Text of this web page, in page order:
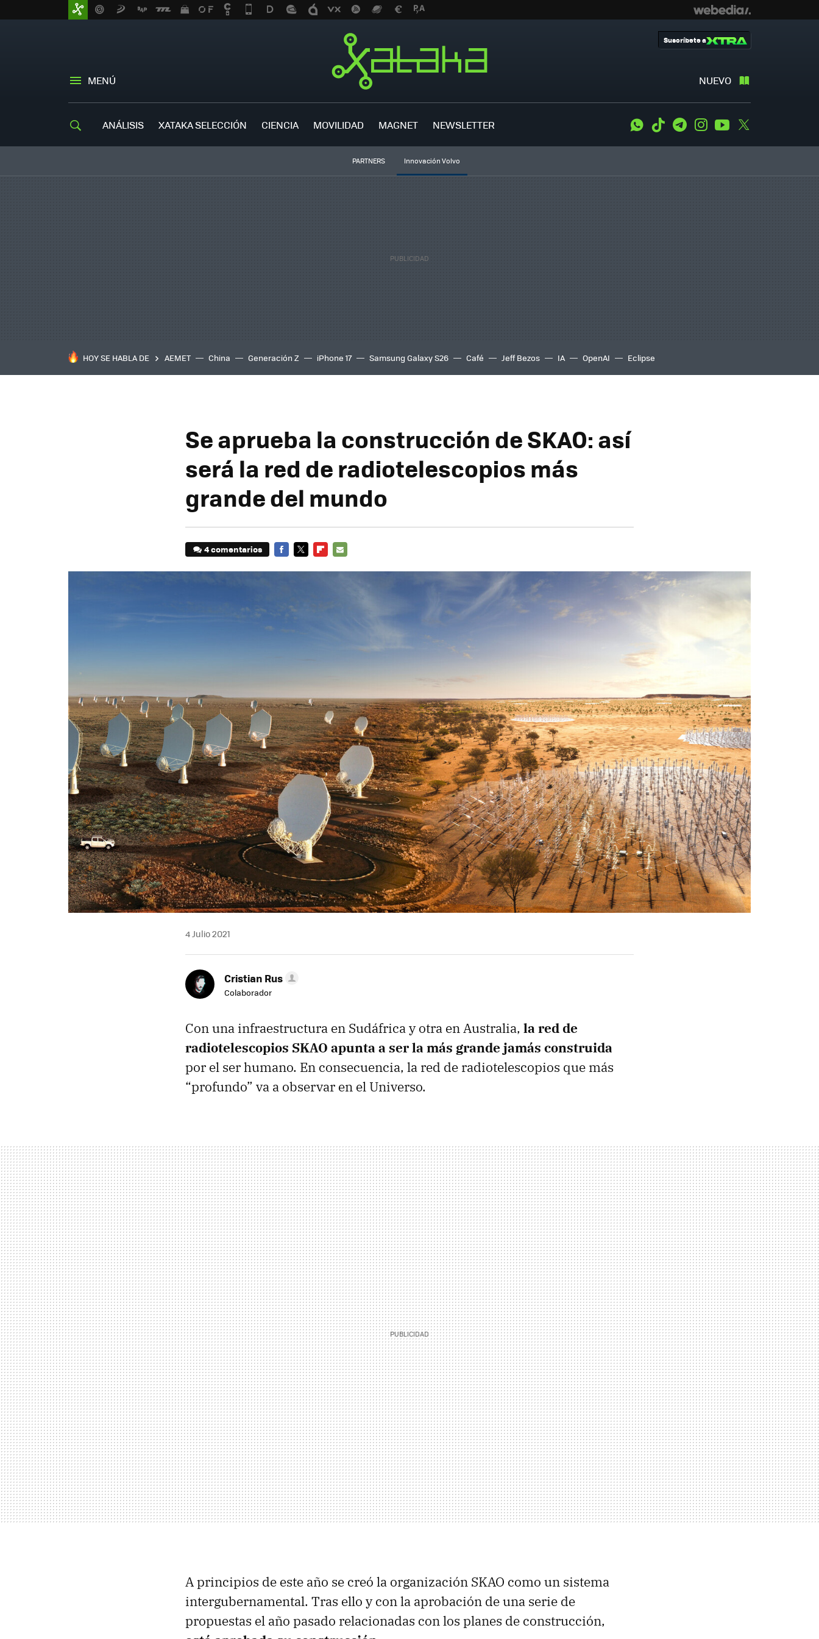
MENÚ NUEVO
Suscríbete a
ANÁLISIS XATAKA SELECCIÓN CIENCIA MOVILIDAD MAGNET NEWSLETTER WhatsApp
Tiktok TelegramInstagramYoutube
PARTNERS Innovación Volvo
HOY SE HABLA DE AEMET China Generación Z iPhone 17 Samsung Galaxy S26 Café Jeff Bezos IA OpenAI Eclipse
Se aprueba la construcción de SKAO: así
será la red de radiotelescopios más
grande del mundo
4 comentarios
4 Julio 2021
Cristian Rus
Colaborador
Con una infraestructura en Sudáfrica y otra en Australia, la red de
radiotelescopios SKAO apunta a ser la más grande jamás construida
por el ser humano. En consecuencia, la red de radiotelescopios que más
“profundo” va a observar en el Universo.
A principios de este año se creó la organización SKAO como un sistema
intergubernamental. Tras ello y con la aprobación de una serie de
propuestas el año pasado relacionadas con los planes de construcción,